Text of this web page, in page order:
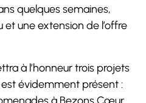
quelques semaines,
une extension de l’offre
à l’honneur trois projets
évidemment présent :